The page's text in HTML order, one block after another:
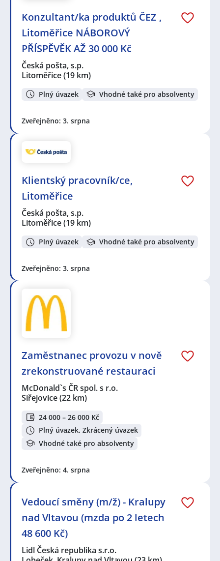
Konzultant/ka produktů ČEZ ,
Litoměřice NÁBOROVÝ
PŘÍSPĚVĚK AŽ 30 000 Kč
Česká pošta, s.p.
Litoměřice(19 km)
Plný úvazek Vhodné také pro absolventy
Zveřejněno: 3. srpna
Klientský pracovník/ce,
Litoměřice
Česká pošta, s.p.
Litoměřice(19 km)
Plný úvazek Vhodné také pro absolventy
Zveřejněno: 3. srpna
Zaměstnanec provozu v nově
zrekonstruované restauraci
McDonald`s ČR spol. s r.o.
Siřejovice(22 km)
24 000 – 26 000 Kč
Plný úvazek, Zkrácený úvazek
Vhodné také pro absolventy
Zveřejněno: 4. srpna
Vedoucí směny (m/ž) - Kralupy
nad Vltavou (mzda po 2 letech
48 600 Kč)
Lidl Česká republika s.r.o.